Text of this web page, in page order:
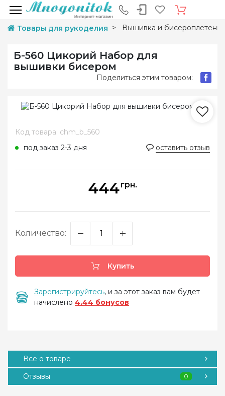
Товары для рукоделия Вышивка и
Б-560 Цикорий Набор для
вышивки бисером
Поделиться этим товаром:
Код товара: chm_b_560
под заказ 2-3 дня
оставить отзыв
444грн.
Количество:
Купить
Зарегистрируйтесь, и за этот заказ вам будет
начислено 4.44 бонусов
Все о товаре
Отзывы
0